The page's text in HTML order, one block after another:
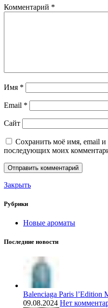
Комментарий *
Имя *
Email *
Сайт
Сохранить моё имя, email и
последующих моих
Закрыть
Рубрики
Новые ароматы
Последние новости
Balenciaga Paris
09.08.2024 Нет